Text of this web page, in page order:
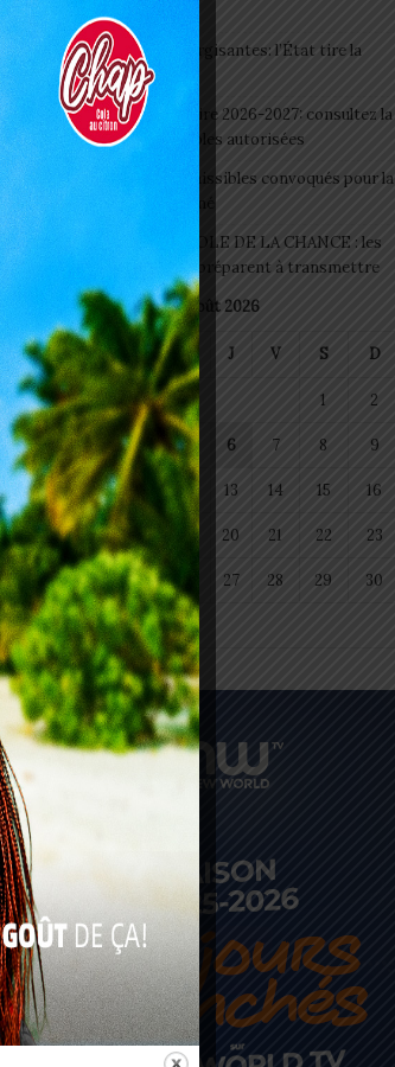
morceaux
Togo/ Boissons énergisantes: l’État tire la
sonnette d’alarme
Togo/ Rentrée scolaire 2026-2027: consultez la
liste officielle des écoles autorisées
ESSAL 2026 : les admissibles convoqués pour la
visite médicale à Lomé
SWEDD+ Togo / ECOLE DE LA CHANCE : les
maitres-artisans se préparent à transmettre
août 2026
L M M J V S D
1 2
3 4 5 6 7 8 9
10 11 12 13 14 15 16
17 18 20 21 22 23
24 25 26 27 28 29 30
31
« Juil